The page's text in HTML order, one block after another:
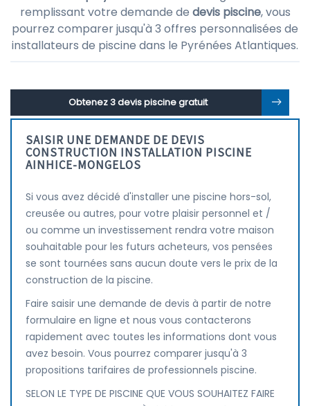
remplissant votre demande de devis piscine, vous
pourrez comparer jusqu'à 3 offres personnalisées de
installateurs de piscine dans le Pyrénées Atlantiques.
Obtenez 3 devis piscine gratuit
SAISIR UNE DEMANDE DE DEVIS
CONSTRUCTION INSTALLATION PISCINE
AINHICE-MONGELOS
Si vous avez décidé d'installer une piscine hors-sol,
creusée ou autres, pour votre plaisir personnel et /
ou comme un investissement rendra votre maison
souhaitable pour les futurs acheteurs, vos pensées
se sont tournées sans aucun doute vers le prix de la
construction de la piscine.
Faire saisir une demande de devis à partir de notre
formulaire en ligne et nous vous contacterons
rapidement avec toutes les informations dont vous
avez besoin. Vous pourrez comparer jusqu'à 3
propositions tarifaires de professionnels piscine.
SELON LE TYPE DE PISCINE QUE VOUS SOUHAITEZ FAIRE